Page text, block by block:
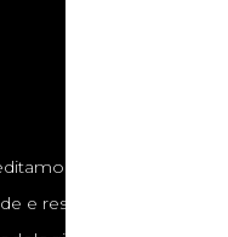
que cada
e respeito às